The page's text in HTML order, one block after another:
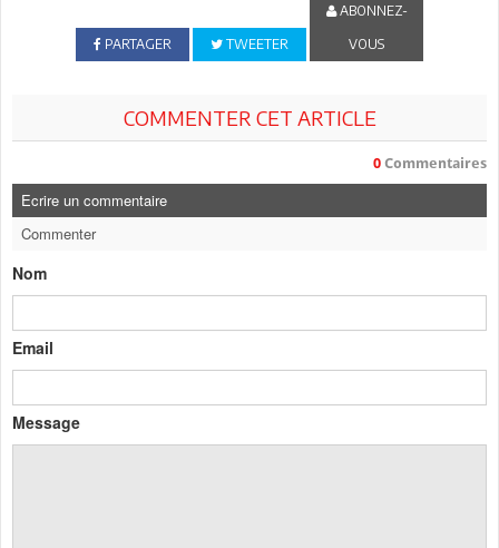
PARTAGER TWEETER
ABONNEZ-
VOUS
COMMENTER CET ARTICLE
0 Commentaires
Ecrire un commentaire
Commenter
Nom
Email
Message